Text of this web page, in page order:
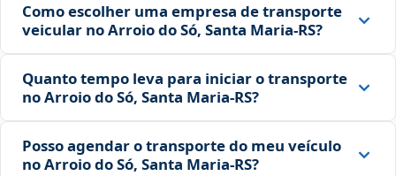
Como escolher uma empresa de transporte
veicular no Arroio do Só, Santa Maria‑RS?
Quanto tempo leva para iniciar o transporte
no Arroio do Só, Santa Maria‑RS?
Posso agendar o transporte do meu veículo
no Arroio do Só, Santa Maria‑RS?